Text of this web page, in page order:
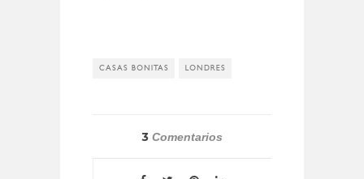
CASAS BONITAS LONDRES
3 Comentarios